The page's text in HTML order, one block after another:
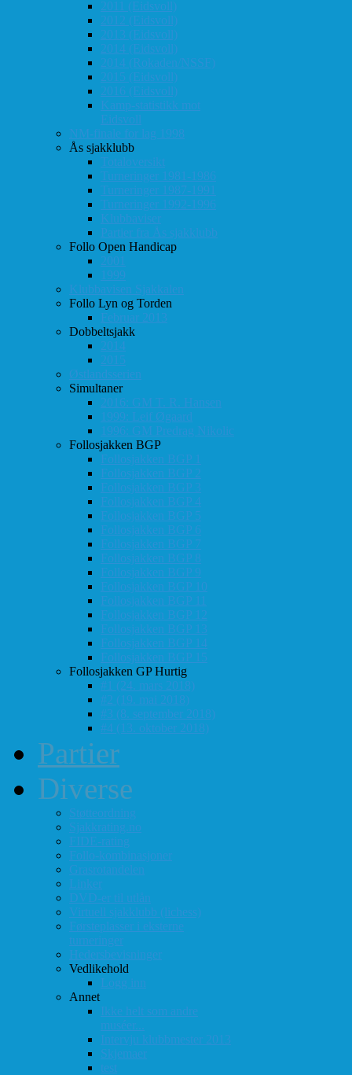
2011 (Eidsvoll)
2012 (Eidsvoll)
2013 (Eidsvoll)
2014 (Eidsvoll)
2014 (Rokaden/NSSF)
2015 (Eidsvoll)
2016 (Eidsvoll)
Kamp-statistikk mot
Eidsvoll
NM-finale for lag 1998
Ås sjakklubb
Totaloversikt
Turneringer 1981-1986
Turneringer 1987-1991
Turneringer 1992-1996
Klubbaviser
Partier fra Ås sjakklubb
Follo Open Handicap
2001
1999
Klubbavisen Sjakkalen
Follo Lyn og Torden
Februar 2013
Dobbeltsjakk
2014
2015
Østlandsserien
Simultaner
2016: GM T. R. Hansen
1999: Leif Øgaard
1996: GM Predrag Nikolic
Follosjakken BGP
Follosjakken BGP 1
Follosjakken BGP 2
Follosjakken BGP 3
Follosjakken BGP 4
Follosjakken BGP 5
Follosjakken BGP 6
Follosjakken BGP 7
Follosjakken BGP 8
Follosjakken BGP 9
Follosjakken BGP 10
Follosjakken BGP 11
Follosjakken BGP 12
Follosjakken BGP 13
Follosjakken BGP 14
Follosjakken BGP 15
Follosjakken GP Hurtig
#1 (24. mars 2018)
#2 (19. mai 2018)
#3 (8. september 2018)
#4 (13. oktober 2018)
Partier
Diverse
Støtteordning
Sjakkrating.no
FIDE-rating
Follo-kombinasjoner
Grasrotandelen
Linker
DVD-er til utlån
Virtuell sjakklubb (lichess)
Førsteplasser i eksterne
turneringer
Hedersbevisninger
Vedlikehold
Logg inn
Annet
Ikke helt som andre
muséer...
Intervju klubbmester 2013
Skjemaer
test